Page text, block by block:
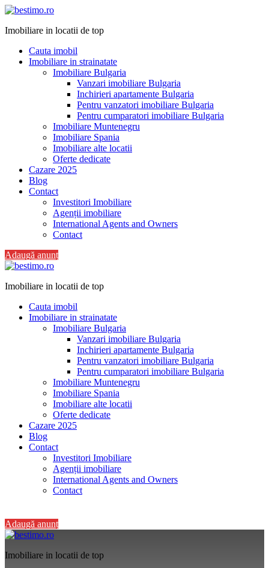
Imobiliare in locatii de top
Cauta imobil
Imobiliare in strainatate
Imobiliare Bulgaria
Vanzari imobiliare Bulgaria
Inchirieri apartamente Bulgaria
Pentru vanzatori imobiliare Bulgaria
Pentru cumparatori imobiliare Bulgaria
Imobiliare Muntenegru
Imobiliare Spania
Imobiliare alte locatii
Oferte dedicate
Cazare 2025
Blog
Contact
Investitori Imobiliare
Agenții imobiliare
International Agents and Owners
Contact
Adaugă anunț
Imobiliare in locatii de top
Cauta imobil
Imobiliare in strainatate
Imobiliare Bulgaria
Vanzari imobiliare Bulgaria
Inchirieri apartamente Bulgaria
Pentru vanzatori imobiliare Bulgaria
Pentru cumparatori imobiliare Bulgaria
Imobiliare Muntenegru
Imobiliare Spania
Imobiliare alte locatii
Oferte dedicate
Cazare 2025
Blog
Contact
Investitori Imobiliare
Agenții imobiliare
International Agents and Owners
Contact
Adaugă anunț
Imobiliare in locatii de top